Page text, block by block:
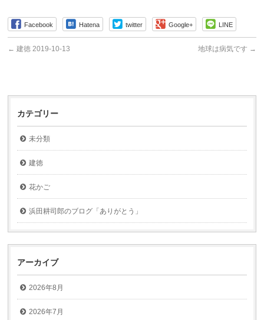
Facebook Hatena twitter Google+ LINE
← 建徳 2019-10-13 地球は病気です →
カテゴリー
未分類
建徳
花かご
浜田耕司郎のブログ「ありがとう」
アーカイブ
2026年8月
2026年7月